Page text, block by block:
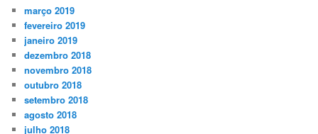
março 2019
fevereiro 2019
janeiro 2019
dezembro 2018
novembro 2018
outubro 2018
setembro 2018
agosto 2018
julho 2018